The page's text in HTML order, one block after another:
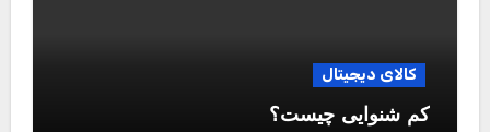
کالای دیجیتال
کم شنوایی چیست؟